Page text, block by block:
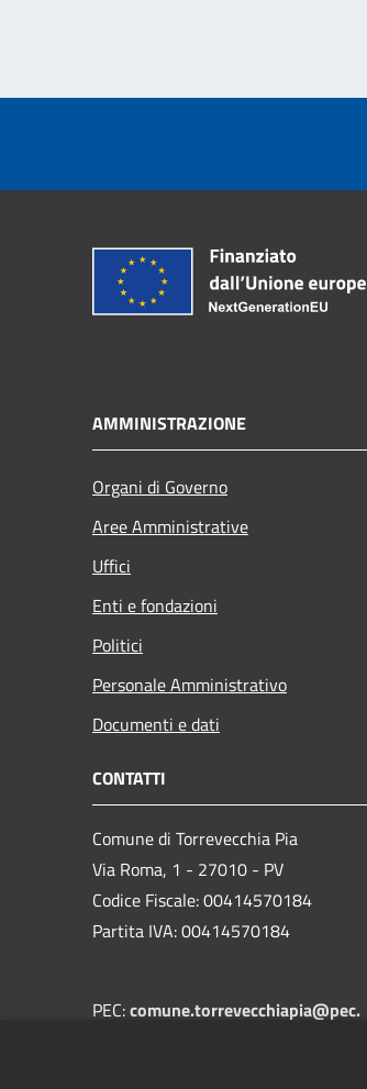
AMMINISTRAZIONE
Organi di Governo
Aree Amministrative
Uffici
Enti e fondazioni
Politici
Personale Amministrativo
Documenti e dati
CONTATTI
Comune di Torrevecchia Pia
Via Roma, 1 - 27010 - PV
Codice Fiscale: 00414570184
Partita IVA: 00414570184
PEC:comune.torrevecchiapia@pec.